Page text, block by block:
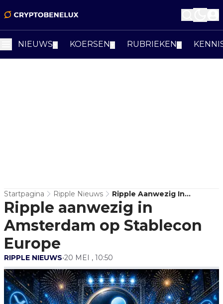
NIEUWS KOERSEN RUBRIEKEN
Startpagina Ripple Nieuws
Ripple Aanwezig In
Amsterdam Op Stablecon
Europe
Ripple aanwezig in
Amsterdam op Stablecon
Europe
RIPPLE NIEUWS•20 MEI , 10:50